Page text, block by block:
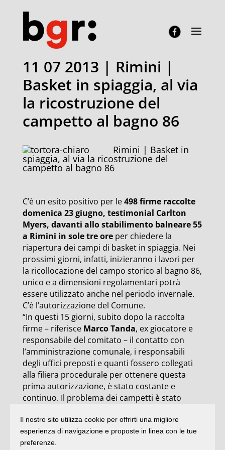
11 07 2013 | Rimini |
Basket in spiaggia, al via
la ricostruzione del
campetto al bagno 86
Rimini | Basket in
spiaggia, al via la ricostruzione del
campetto al bagno 86
C’è un esito positivo per le498 firme raccolte
domenica 23 giugno, testimonial Carlton
Myers, davanti allo stabilimento balneare 55
a Rimini in sole tre oreper chiedere la
riapertura dei campi di basket in spiaggia. Nei
prossimi giorni, infatti, inizieranno i lavori per
la ricollocazione del campo storico al bagno 86,
unico e a dimensioni regolamentari potrà
essere utilizzato anche nel periodo invernale.
C’è l’autorizzazione del Comune.
“In questi 15 giorni, subito dopo la raccolta
firme – riferisce Marco Tanda, ex giocatore e
responsabile del comitato – il contatto con
l’amministrazione comunale, i responsabili
degli uffici preposti e quanti fossero collegati
alla filiera procedurale per ottenere questa
prima autorizzazione, è stato costante e
continuo. Il problema dei campetti è stato
valutazioni e procedure da parte del Comune
sono state fatte a tempo di record”.
Al Comune il comitato per il basket in spiaggia
Il nostro sito utilizza cookie per offrirti una migliore
esperienza di navigazione e proposte in linea con le tue
preferenze.